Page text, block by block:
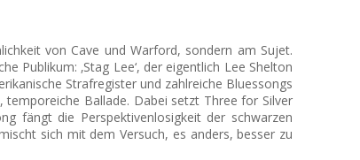
von Cave und Warford, sondern am Sujet.
Publikum: ‚Stag Lee‘, der eigentlich Lee Shelton
Strafregister und zahlreiche Bluessongs
Ballade. Dabei setzt Three for Silver
fängt die Perspektivenlosigkeit der schwarzen
sich mit dem Versuch, es anders, besser zu